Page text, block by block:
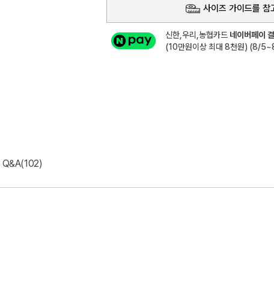
사이즈 가이드를 참
신한,우리,농협카드 네이버페이
(10만원이상 최대 8천원) (8/
Q&A(102)